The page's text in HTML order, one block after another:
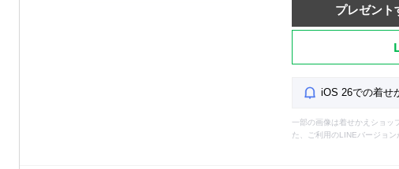
プレゼント
iOS 26での着せ
一部の画像は着せかえショッ
た、ご利用のLINEバージョン